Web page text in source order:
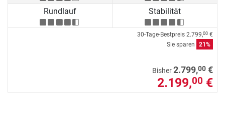
Rundlauf Stabilität
30-Tage-Bestpreis 2.799,00 €
Sie sparen
21%
Bisher2.799,00 €
2.199,00 €